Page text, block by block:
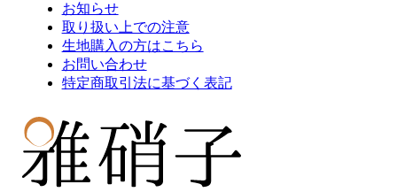
お知らせ
取り扱い上での注意
生地購入の方はこちら
お問い合わせ
特定商取引法に基づく表記